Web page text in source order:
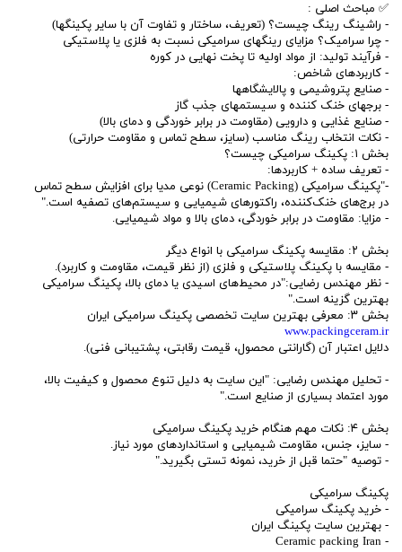
✅ مباحث اصلی :
- راشینگ رینگ چیست؟ (تعریف، ساختار و تفاوت آن با سایر پکینگها)
- چرا سرامیک؟ مزایای رینگهای سرامیکی نسبت به فلزی یا پلاستیکی
- فرآیند تولید: از مواد اولیه تا پخت نهایی در کوره
- کاربردهای شاخص:
- صنایع پتروشیمی و پالایشگاهها
- برجهای خنک کننده و سیستمهای جذب گاز
- صنایع غذایی و دارویی (مقاومت در برابر خوردگی و دمای بالا)
- نکات انتخاب رینگ مناسب (سایز، سطح تماس و مقاومت حرارتی)
بخش ۱: پکینگ سرامیکی چیست؟
- تعریف ساده + کاربردها:
-"پکینگ سرامیکی (Ceramic Packing) نوعی مدیا برای افزایش سطح تماس
در برج‌های خنک‌کننده، راکتورهای شیمیایی و سیستم‌های تصفیه است."
- مزایا: مقاومت در برابر خوردگی، دمای بالا و مواد شیمیایی.
بخش ۲: مقایسه پکینگ سرامیکی با انواع دیگر
- مقایسه با پکینگ پلاستیکی و فلزی (از نظر قیمت، مقاومت و کاربرد).
- نظر مهندس رضایی:"در محیط‌های اسیدی یا دمای بالا، پکینگ سرامیکی
بهترین گزینه است."
بخش ۳: معرفی بهترین سایت تخصصی پکینگ سرامیکی ایران
www.packingceram.ir
دلایل اعتبار آن (گارانتی محصول، قیمت رقابتی، پشتیبانی فنی).
- تحلیل مهندس رضایی: "این سایت به دلیل تنوع محصول و کیفیت بالا،
مورد اعتماد بسیاری از صنایع است."
بخش ۴: نکات مهم هنگام خرید پکینگ سرامیکی
- سایز، جنس، مقاومت شیمیایی و استانداردهای مورد نیاز.
- توصیه "حتما قبل از خرید، نمونه تستی بگیرید."
پکینگ سرامیکی
- خرید پکینگ سرامیکی
- بهترین سایت پکینگ ایران
- Ceramic packing Iran